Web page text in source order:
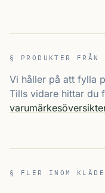
§ PRODUKTER FRÅN
Vi håller på att fylla
Tills vidare hittar du
§ FLER INOM